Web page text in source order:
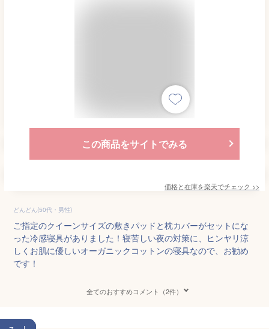
この商品をサイトでみる
価格と在庫を楽天でチェック >>
どんどん(50代・男性)
ご指定のクイーンサイズの敷きパッドと枕カバーがセットにな
った冷感寝具がありました！寝苦しい夜の対策に、ヒンヤリ涼
しくお肌に優しいオーガニックコットンの寝具なので、お勧め
です！
全てのおすすめコメント（2件）